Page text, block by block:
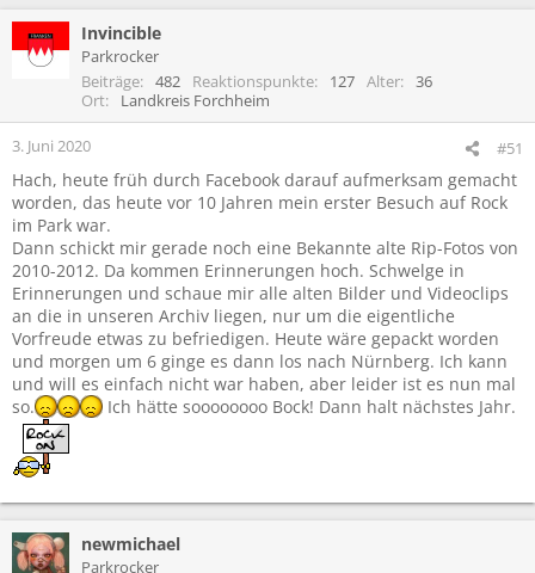
Invincible
Parkrocker
Beiträge
482 Reaktionspunkte 127 Alter
36
Ort
Landkreis Forchheim
3. Juni 2020 #51
Hach, heute früh durch Facebook darauf aufmerksam gemacht
worden, das heute vor 10 Jahren mein erster Besuch auf Rock
im Park war.
Dann schickt mir gerade noch eine Bekannte alte Rip-Fotos von
2010-2012. Da kommen Erinnerungen hoch. Schwelge in
Erinnerungen und schaue mir alle alten Bilder und Videoclips
an die in unseren Archiv liegen, nur um die eigentliche
Vorfreude etwas zu befriedigen. Heute wäre gepackt worden
und morgen um 6 ginge es dann los nach Nürnberg. Ich kann
und will es einfach nicht war haben, aber leider ist es nun mal
so.
Ich hätte soooooooo Bock! Dann halt nächstes Jahr.
newmichael
Parkrocker